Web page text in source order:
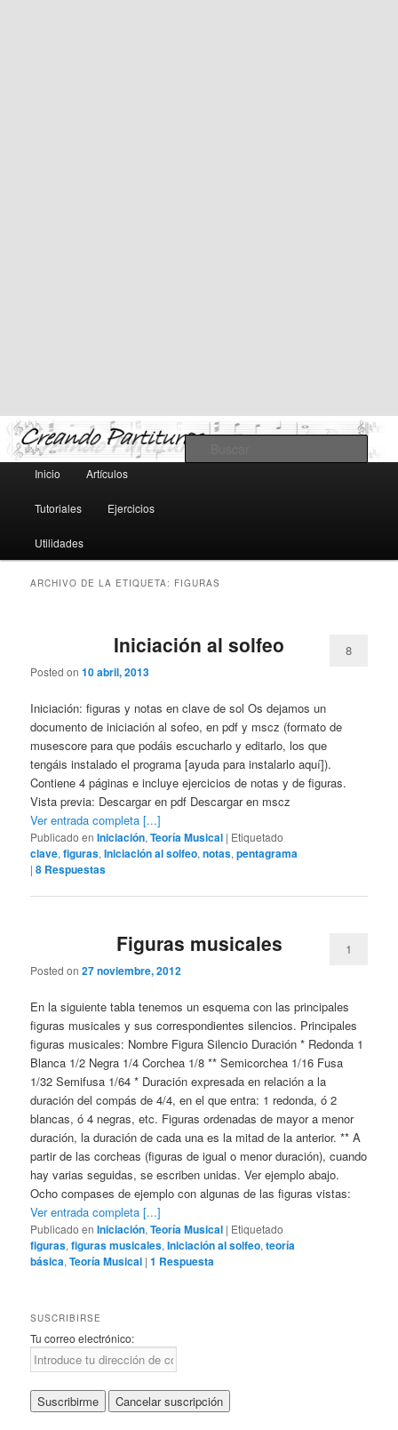
Teoría y notación musical, software y MIDI
Menú
Ir
al
contenido
principal
Ir
al
contenido
secundario
Inicio Artículos
Tutoriales Ejercicios
Utilidades
ARCHIVO DE LA ETIQUETA: FIGURAS
Iniciación al solfeo
Posted on10 abril, 2013
8
Iniciación: figuras y notas en clave de sol Os dejamos un
documento de iniciación al sofeo, en pdf y mscz (formato de
musescore para que podáis escucharlo y editarlo, los que
tengáis instalado el programa [ayuda para instalarlo aquí]).
Contiene 4 páginas e incluye ejercicios de notas y de figuras.
Vista previa: Descargar en pdf Descargar en mscz
Ver entrada completa [...]
Publicado en Iniciación,Teoría Musical | Etiquetado
clave,figuras,Iniciación al solfeo,notas,pentagrama
|8 Respuestas
Figuras musicales
Posted on27 noviembre, 2012
1
En la siguiente tabla tenemos un esquema con las principales
figuras musicales y sus correspondientes silencios. Principales
figuras musicales: Nombre Figura Silencio Duración * Redonda 1
Blanca 1/2 Negra 1/4 Corchea 1/8 ** Semicorchea 1/16 Fusa
1/32 Semifusa 1/64 * Duración expresada en relación a la
duración del compás de 4/4, en el que entra: 1 redonda, ó 2
blancas, ó 4 negras, etc. Figuras ordenadas de mayor a menor
duración, la duración de cada una es la mitad de la anterior. ** A
partir de las corcheas (figuras de igual o menor duración), cuando
hay varias seguidas, se escriben unidas. Ver ejemplo abajo.
Ocho compases de ejemplo con algunas de las figuras vistas:
Ver entrada completa [...]
Publicado en Iniciación,Teoría Musical | Etiquetado
figuras,figuras musicales,Iniciación al solfeo,teoría
básica,Teoría Musical |1 Respuesta
SUSCRIBIRSE
Tu correo electrónico: